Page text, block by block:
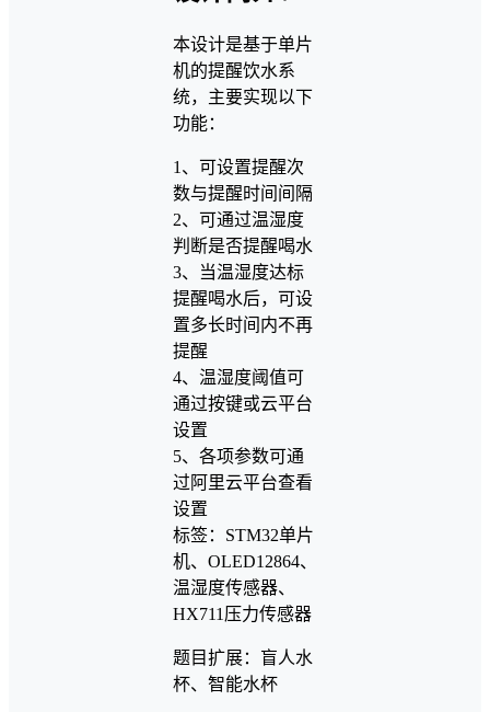
本设计是基于单片
机的提醒饮水系
统，主要实现以下
功能：
1、可设置提醒次
数与提醒时间间隔
2、可通过温湿度
判断是否提醒喝水
3、当温湿度达标
提醒喝水后，可设
置多长时间内不再
提醒
4、温湿度阈值可
通过按键或云平台
设置
5、各项参数可通
过阿里云平台查看
设置
标签：STM32单片
机、OLED12864、
温湿度传感器、
HX711压力传感器
题目扩展：盲人水
杯、智能水杯